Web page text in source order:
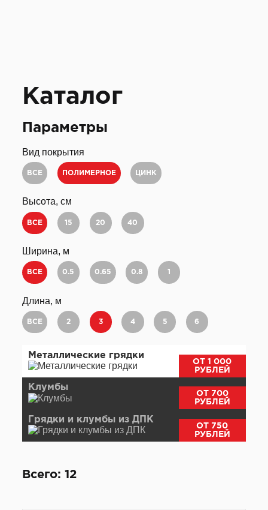
Каталог
Параметры
Вид покрытия
ВСЕ ПОЛИМЕРНОЕ ЦИНК
Высота, см
ВСЕ 15 20 40
Ширина, м
ВСЕ 0.5 0.65 0.8
Длина, м
ВСЕ 2 3 4 5 6
Металлические грядки
ОТ 1 000
РУБЛЕЙ
Клумбы
ОТ 700
РУБЛЕЙ
Грядки и клумбы из ДПК
ОТ 750
РУБЛЕЙ
Всего: 12